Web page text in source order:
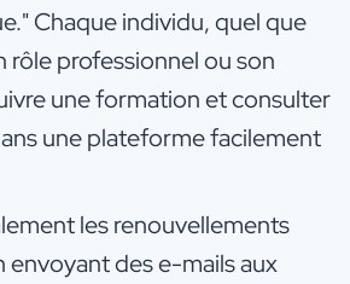
Chaque individu, quel que
rôle professionnel ou son
une formation et consulter
une plateforme facilement
les renouvellements
envoyant des e-mails aux